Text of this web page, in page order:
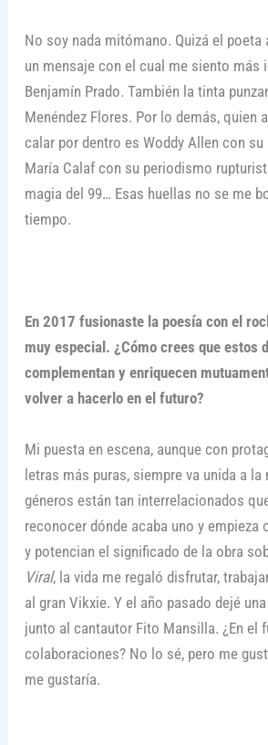
No soy nada mitómano. Quizá el poeta
un mensaje con el cual me siento más
Benjamín Prado. También la tinta
Menéndez Flores. Por lo demás, quien
calar por dentro es Woddy Allen con su
María Calaf con su periodismo
magia del 99… Esas huellas no se me
tiempo.
En 2017 fusionaste la poesía con el
muy especial. ¿Cómo crees que estos
complementan y enriquecen
volver a hacerlo en el futuro?
Mi puesta en escena, aunque con
letras más puras, siempre va unida a
géneros están tan interrelacionados
reconocer dónde acaba uno y empieza
y potencian el significado de la obra
Viral, la vida me regaló disfrutar,
al gran Vikxie. Y el año pasado dejé
junto al cantautor Fito Mansilla. ¿En el
colaboraciones? No lo sé, pero me
me gustaría.